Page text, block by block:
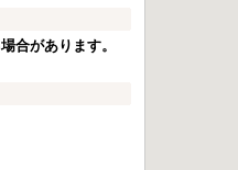
合があります。